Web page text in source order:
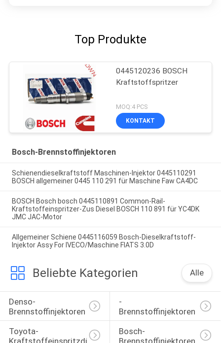
Top Produkte
0445120236 BOSCH
Kraftstoffspritzer
MOQ:4 PCS
KONTAKT
Bosch-Brennstoffinjektoren
Schienendieselkraftstoff Maschinen-Injektor 0445110291
BOSCH allgemeiner 0445 110 291 für Maschine Faw CA4DC
BOSCH Bosch bosch 0445110891 Common-Rail-
Kraftstoffeinspritzer-Zus Diesel BOSCH 110 891 für YC4DK
JMC JAC-Motor
Allgemeiner Schiene 0445116059 Bosch-Dieselkraftstoff-
Injektor Assy For IVECO/Maschine FIATS 3.0D
Beliebte Kategorien Alle
Denso-
Brennstoffinjektoren
-
Brennstoffinjektoren
Toyota-
Bosch-